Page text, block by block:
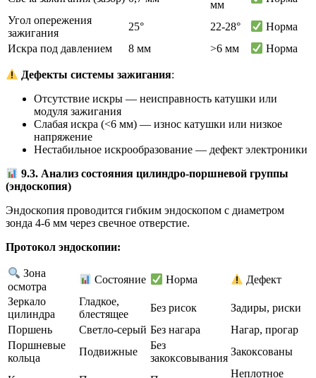
мм
Угол опережения
зажигания
25° 22-28°
Норма
Искра под давлением
8 мм >6 мм Норма
Дефекты системы зажигания:
Отсутствие искры — неисправность катушки или
модуля зажигания
Слабая искра (<6 мм) — износ катушки или низкое
напряжение
Нестабильное искрообразование — дефект электроники
9.3. Анализ состояния цилиндро-поршневой группы
(эндоскопия)
Эндоскопия проводится гибким эндоскопом с диаметром
зонда 4-6 мм через свечное отверстие.
Протокол эндоскопии:
Зона
осмотра
Состояние Норма
Дефект
Зеркало
цилиндра
Гладкое,
блестящее
Без рисок
Задиры, риски
Поршень
Светло-серый Без нагара
Нагар, прогар
Поршневые
кольца
Подвижные
Без
закоксовывания
Закоксованы
Неплотное